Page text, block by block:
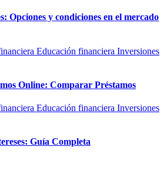
Opciones y condiciones en el mercado
Educación financiera Inversiones
Online: Comparar Préstamos
Educación financiera Inversiones
Guía Completa